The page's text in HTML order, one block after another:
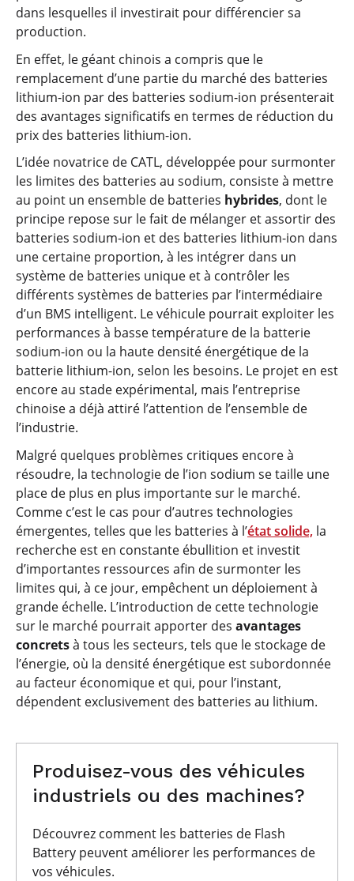
dans lesquelles il investirait pour différencier sa
production.
En effet, le géant chinois a compris que le
remplacement d’une partie du marché des batteries
lithium-ion par des batteries sodium-ion présenterait
des avantages significatifs en termes de réduction du
prix des batteries lithium-ion.
L’idée novatrice de CATL, développée pour surmonter
les limites des batteries au sodium, consiste à mettre
au point un ensemble de batteries hybrides, dont le
principe repose sur le fait de mélanger et assortir des
batteries sodium-ion et des batteries lithium-ion dans
une certaine proportion, à les intégrer dans un
système de batteries unique et à contrôler les
différents systèmes de batteries par l’intermédiaire
d’un BMS intelligent. Le véhicule pourrait exploiter les
performances à basse température de la batterie
sodium-ion ou la haute densité énergétique de la
batterie lithium-ion, selon les besoins. Le projet en est
encore au stade expérimental, mais l’entreprise
chinoise a déjà attiré l’attention de l’ensemble de
l’industrie.
Malgré quelques problèmes critiques encore à
résoudre, la technologie de l’ion sodium se taille une
place de plus en plus importante sur le marché.
Comme c’est le cas pour d’autres technologies
émergentes, telles que les batteries à l’état solide, la
recherche est en constante ébullition et investit
d’importantes ressources afin de surmonter les
limites qui, à ce jour, empêchent un déploiement à
grande échelle. L’introduction de cette technologie
sur le marché pourrait apporter des avantages
concretsà tous les secteurs, tels que le stockage de
l’énergie, où la densité énergétique est subordonnée
au facteur économique et qui, pour l’instant,
dépendent exclusivement des batteries au lithium.
Produisez-vous des véhicules
industriels ou des machines?
Découvrez comment les batteries de Flash
Battery peuvent améliorer les performances de
vos véhicules.